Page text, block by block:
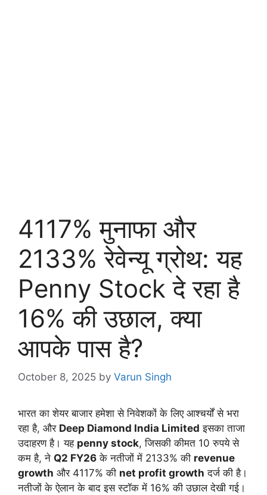
4117% मुनाफा और
2133% रेवेन्यू ग्रोथ: यह
Penny Stock दे रहा है
16% की उछाल, क्या
आपके पास है?
October 8, 2025 by Varun Singh
भारत का शेयर बाजार हमेशा से निवेशकों के लिए आश्चर्यों से भरा
रहा है, और Deep Diamond India Limited इसका ताजा
उदाहरण है। यह penny stock, जिसकी कीमत 10 रुपये से
कम है, ने Q2 FY26 के नतीजों में 2133% की revenue
growth और 4117% की net profit growth दर्ज की है।
नतीजों के ऐलान के बाद इस स्टॉक में 16% की उछाल देखी गई।